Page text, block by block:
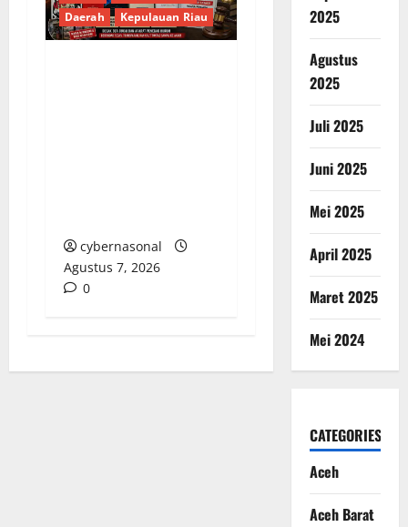
Daerah
Kepulauan Riau
cybernasonal
Agustus 7, 2026
0
2025
Agustus
2025
Juli 2025
Juni 2025
Mei 2025
April 2025
Maret 2025
Mei 2024
CATEGORIES
Aceh
Aceh Barat